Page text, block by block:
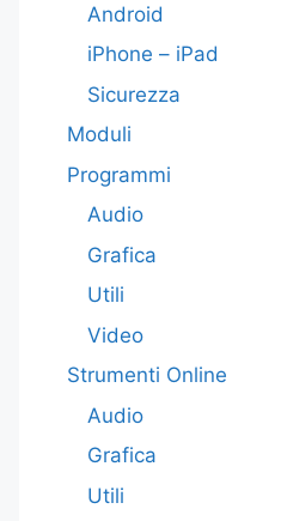
Android
iPhone – iPad
Sicurezza
Moduli
Programmi
Audio
Grafica
Utili
Video
Strumenti Online
Audio
Grafica
Utili